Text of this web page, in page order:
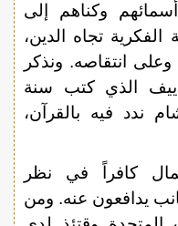
وكناهم إلى
تجاه الدين،
انتقاصه. ونذكر
الذي كتب سنة
ندد فيه بالقرآن،
كافراً في نظر
يدافعون عنه. ومن